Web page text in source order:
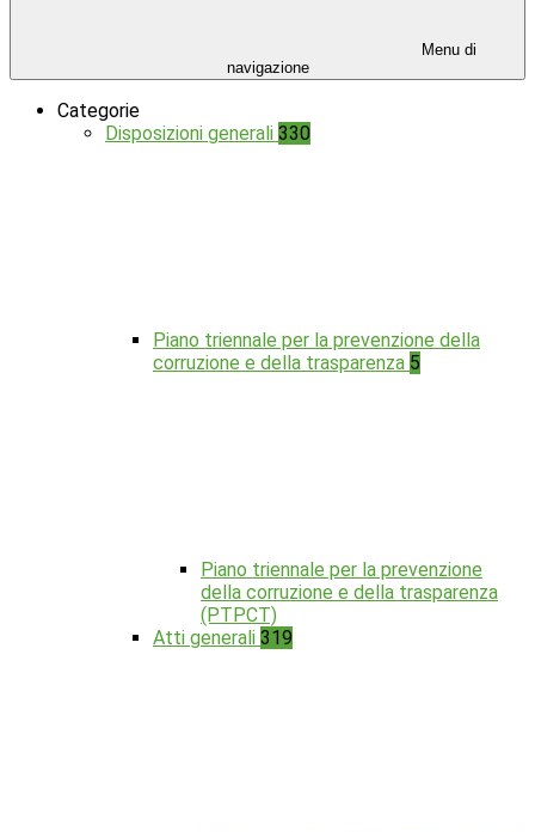
Menu di
navigazione
Categorie
Disposizioni generali 330
Piano triennale per la prevenzione della
corruzione e della trasparenza 5
Piano triennale per la prevenzione
della corruzione e della trasparenza
(PTPCT)
Atti generali 319